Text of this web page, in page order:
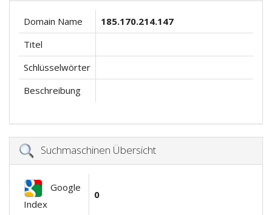
Domain Name
185.170.214.147
Titel
Schlüsselwörter
Beschreibung
Suchmaschinen Übersicht
Google
Index
0